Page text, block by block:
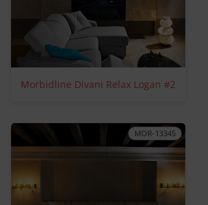
Morbidline Divani Relax Logan #2
MOR-13345